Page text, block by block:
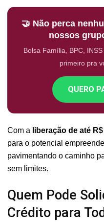
🤝 Não perca
nossos
Bolsa Família, BPC,
primeiro pra
QUERO
Com a liberação de até
para o potencial
pavimentando o caminho
sem limites.
Quem Pode
Crédito para